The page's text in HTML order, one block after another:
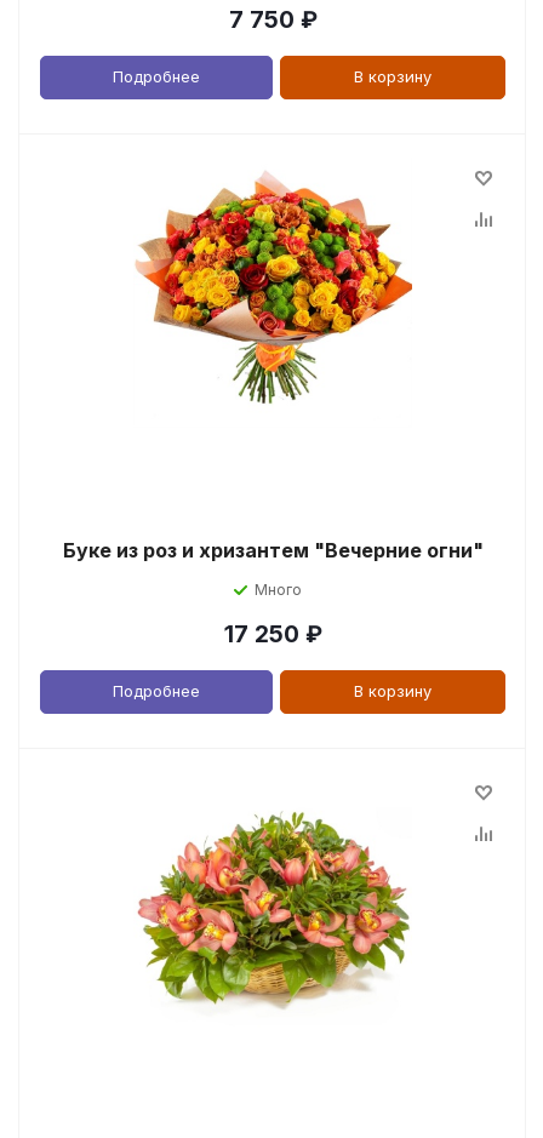
7 750 ₽
Подробнее В корзину
Буке из роз и хризантем "Вечерние огни"
Много
17 250 ₽
Подробнее В корзину